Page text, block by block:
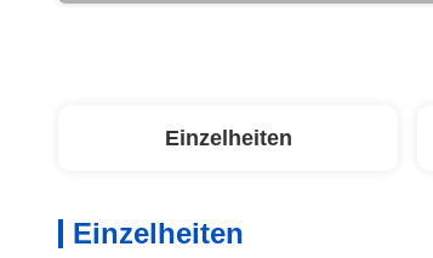
Einzelheiten
Einzelheiten